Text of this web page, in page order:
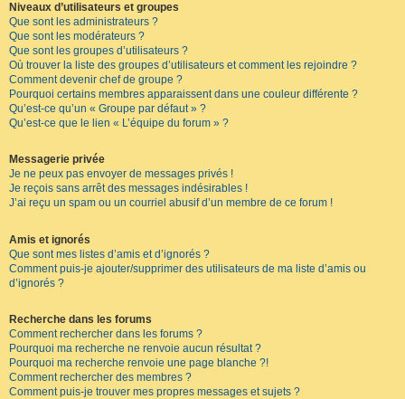
Niveaux d’utilisateurs et groupes
Que sont les administrateurs ?
Que sont les modérateurs ?
Que sont les groupes d’utilisateurs ?
Où trouver la liste des groupes d’utilisateurs et comment les rejoindre ?
Comment devenir chef de groupe ?
Pourquoi certains membres apparaissent dans une couleur différente ?
Qu’est-ce qu’un « Groupe par défaut » ?
Qu’est-ce que le lien « L’équipe du forum » ?
Messagerie privée
Je ne peux pas envoyer de messages privés !
Je reçois sans arrêt des messages indésirables !
J’ai reçu un spam ou un courriel abusif d’un membre de ce forum !
Amis et ignorés
Que sont mes listes d’amis et d’ignorés ?
Comment puis-je ajouter/supprimer des utilisateurs de ma liste d’amis ou
d’ignorés ?
Recherche dans les forums
Comment rechercher dans les forums ?
Pourquoi ma recherche ne renvoie aucun résultat ?
Pourquoi ma recherche renvoie une page blanche ?!
Comment rechercher des membres ?
Comment puis-je trouver mes propres messages et sujets ?